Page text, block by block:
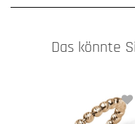
Das könnte